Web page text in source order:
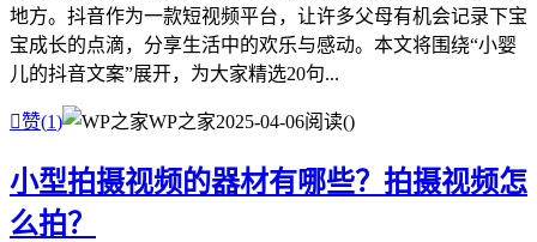
地方。抖音作为一款短视频平台，让许多父母有机会记录下宝
宝成长的点滴，分享生活中的欢乐与感动。本文将围绕“小婴
儿的抖音文案”展开，为大家精选20句...
赞(1) WP之家2025-04-06阅读()
小型拍摄视频的器材有哪些？拍摄视频怎
么拍？